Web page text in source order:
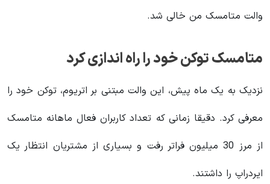
والت متامسک من خالی شد.
متامسک توکن خود را راه اندازی کرد
نزدیک به یک ماه پیش، این والت مبتنی بر اتریوم، توکن خود را
معرفی کرد. دقیقا زمانی که تعداد کاربران فعال ماهانه متامسک
از مرز 30 میلیون فراتر رفت و بسیاری از مشتریان انتظار یک
ایردراپ را داشتند.